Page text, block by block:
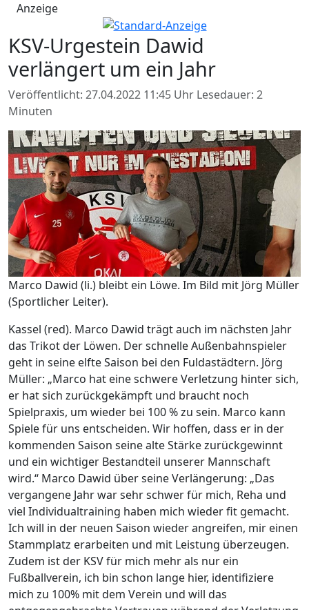
Anzeige
KSV-Urgestein Dawid
verlängert um ein Jahr
Veröffentlicht: 27.04.2022 11:45 Uhr Lesedauer: 2
Minuten
Marco Dawid (li.) bleibt ein Löwe. Im Bild mit Jörg Müller
(Sportlicher Leiter).
Kassel (red). Marco Dawid trägt auch im nächsten Jahr
das Trikot der Löwen. Der schnelle Außenbahnspieler
geht in seine elfte Saison bei den Fuldastädtern. Jörg
Müller: „Marco hat eine schwere Verletzung hinter sich,
er hat sich zurückgekämpft und braucht noch
Spielpraxis, um wieder bei 100 % zu sein. Marco kann
Spiele für uns entscheiden. Wir hoffen, dass er in der
kommenden Saison seine alte Stärke zurückgewinnt
und ein wichtiger Bestandteil unserer Mannschaft
wird.“ Marco Dawid über seine Verlängerung: „Das
vergangene Jahr war sehr schwer für mich, Reha und
viel Individualtraining haben mich wieder fit gemacht.
Ich will in der neuen Saison wieder angreifen, mir einen
Stammplatz erarbeiten und mit Leistung überzeugen.
Zudem ist der KSV für mich mehr als nur ein
Fußballverein, ich bin schon lange hier, identifiziere
mich zu 100% mit dem Verein und will das